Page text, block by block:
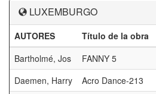
LUXEMBURGO
AUTORES Título de la obra
Bartholmé, Jos
FANNY 5
Daemen, Harry
Acro Dance-213